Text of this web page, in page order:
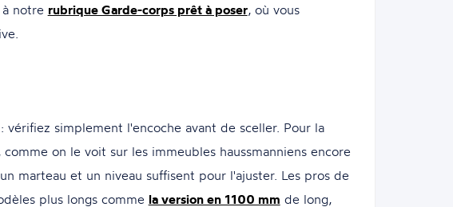
notre rubrique Garde-corps prêt à poser, où vous
simplement l'encoche avant de sceller. Pour la
on le voit sur les immeubles haussmanniens encore
marteau et un niveau suffisent pour l'ajuster. Les pros de
plus longs comme la version en 1100 mm de long,